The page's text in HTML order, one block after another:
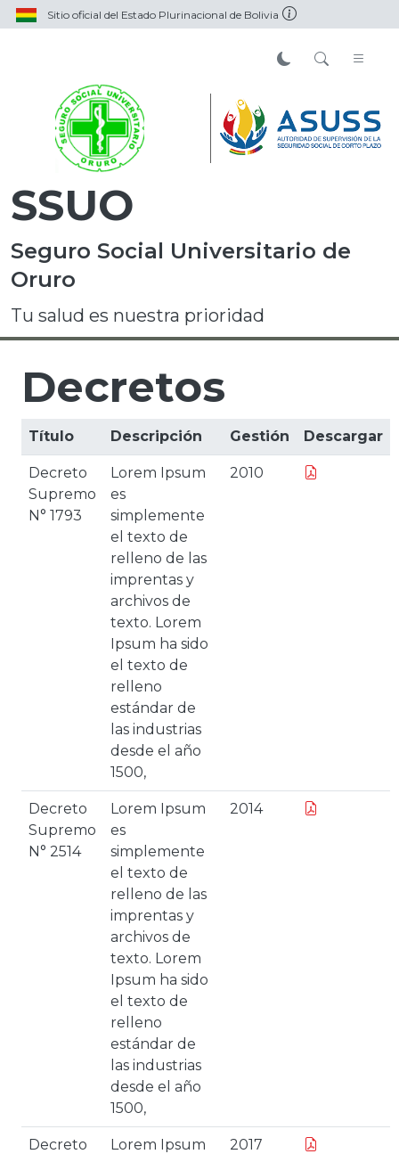
Sitio oficial del Estado Plurinacional de Bolivia
SSUO
Seguro Social Universitario de
Oruro
Tu salud es nuestra prioridad
Decretos
Título Descripción Gestión Descargar
Decreto
Supremo
N° 1793
Lorem Ipsum
es
simplemente
el texto de
relleno de las
imprentas y
archivos de
texto. Lorem
Ipsum ha sido
el texto de
relleno
estándar de
las industrias
desde el año
1500,
2010
Decreto
Supremo
N° 2514
Lorem Ipsum
es
simplemente
el texto de
relleno de las
imprentas y
archivos de
texto. Lorem
Ipsum ha sido
el texto de
relleno
estándar de
las industrias
desde el año
1500,
2014
Decreto
Lorem Ipsum
2017